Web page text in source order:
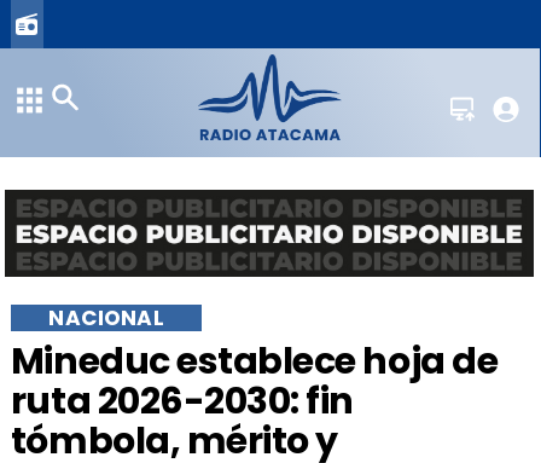
Mineduc establece hoja de
ruta 2026-2030: fin
tómbola, mérito y
NACIONAL